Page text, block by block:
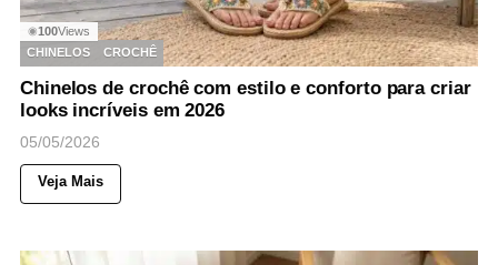
◉100Views
CHINELOS
CROCHÊ
Chinelos de crochê com estilo e conforto para criar
looks incríveis em 2026
05/05/2026
Veja Mais